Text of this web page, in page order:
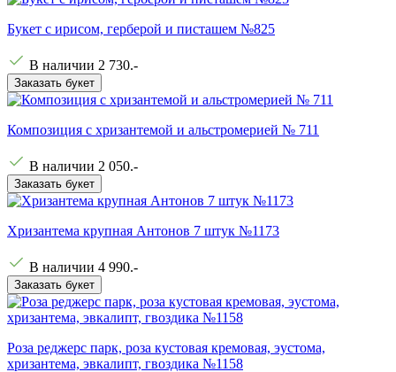
Букет с ирисом, герберой и писташем №825
В наличии 2 730.-
Заказать букет
Композиция с хризантемой и альстромерией № 711
В наличии 2 050.-
Заказать букет
Хризантема крупная Антонов 7 штук №1173
В наличии 4 990.-
Заказать букет
Роза реджерс парк, роза кустовая кремовая, эустома,
хризантема, эвкалипт, гвоздика №1158